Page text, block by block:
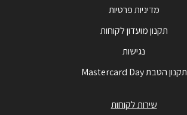
מדיניות פרטיות
תקנון מועדון לקוחות
נגישות
תקנון הטבת Mastercard Day
שירות לקוחות